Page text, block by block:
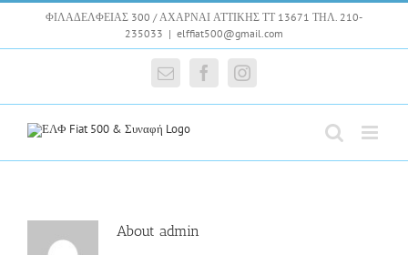
Skip
ΦΙΛΑΔΕΛΦΕΙΑΣ 300 / ΑΧΑΡΝΑΙ ΑΤΤΙΚΗΣ ΤΤ 13671 ΤΗΛ. 210-
235033 | elffiat500@gmail.com
EmailFacebookInstagram
About admin